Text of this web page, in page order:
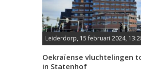
Leiderdorp, 15 februari 2024,
Oekraïense vluchtelingen
in Statenhof